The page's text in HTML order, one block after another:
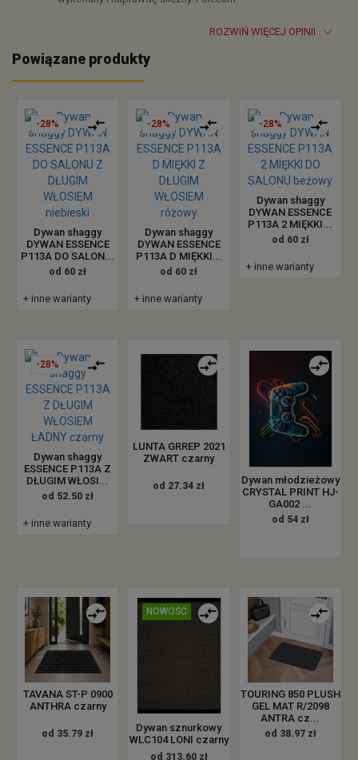
ROZWIŃ WIĘCEJ OPINII
Powiązane produkty
-28%
Dywan shaggy
DYWAN ESSENCE
P113A DO SALON...
od 60 zł
+ inne warianty
-28%
Dywan shaggy
DYWAN ESSENCE
P113A D MIĘKKI...
od 60 zł
+ inne warianty
-28%
Dywan shaggy
DYWAN ESSENCE
P113A 2 MIĘKKI...
od 60 zł
+ inne warianty
-28%
Dywan shaggy
ESSENCE P113A Z
DŁUGIM WŁOSI...
od 52.50 zł
+ inne warianty
LUNTA GRREP 2021
ZWART czarny
od 27.34 zł
Dywan młodzieżowy
CRYSTAL PRINT HJ-
GA002 ...
od 54 zł
TAVANA ST-P 0900
ANTHRA czarny
od 35.79 zł
NOWOŚĆ
Dywan sznurkowy
WLC104 LONI czarny
od 313.60 zł
TOURING 850 PLUSH
GEL MAT R/2098
ANTRA cz...
od 38.97 zł